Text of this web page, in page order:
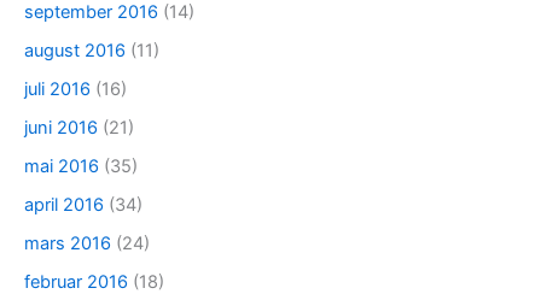
september 2016 (14)
august 2016 (11)
juli 2016 (16)
juni 2016 (21)
mai 2016 (35)
april 2016 (34)
mars 2016 (24)
februar 2016 (18)